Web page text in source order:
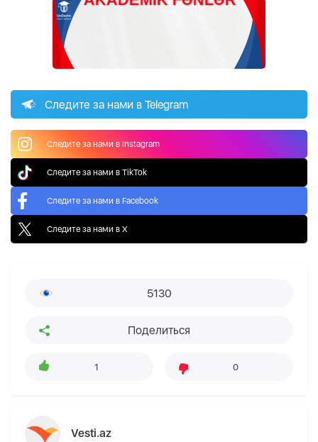
Следите за нами в Telegram
Следите за нами в Instagram
Следите за нами в TikTok
Следите за нами в Facebook
Следите за нами в X
5130
Поделиться
1 0
Vesti.az